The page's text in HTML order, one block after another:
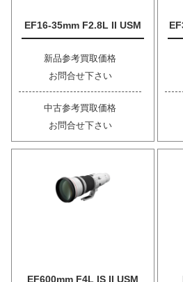
EF16-35mm F2.8L II USM
新品参考買取価格
お問合せ下さい
中古参考買取価格
お問合せ下さい
EF600mm F4L IS II USM